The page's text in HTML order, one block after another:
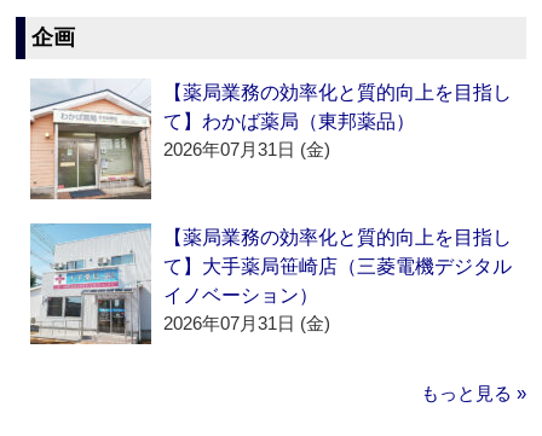
企画
【薬局業務の効率化と質的向上を目指し
て】わかば薬局（東邦薬品）
2026年07月31日 (金)
【薬局業務の効率化と質的向上を目指し
て】大手薬局笹崎店（三菱電機デジタル
イノベーション）
2026年07月31日 (金)
もっと見る »